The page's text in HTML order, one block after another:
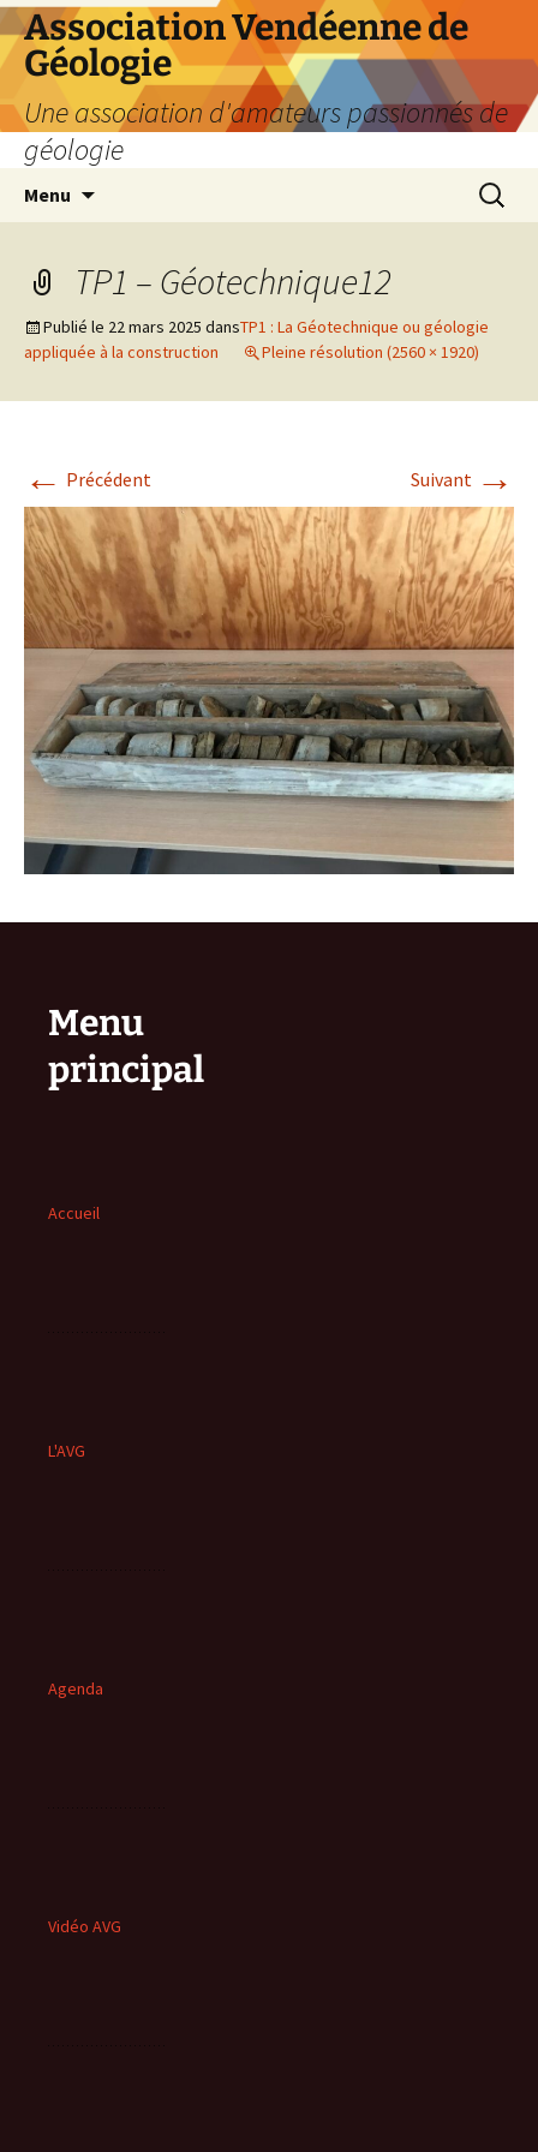
Aller
au
contenu
Association Vendéenne de
Géologie
Une association d'amateurs passionnés de
géologie
Menu
TP1 – Géotechnique12
Publié le 22 mars 2025 dansTP1 : La Géotechnique ou géologie
appliquée à la construction
Pleine résolution (2560 × 1920)
← Précédent Suivant →
Menu
principal
Accueil
L'AVG
Agenda
Vidéo AVG